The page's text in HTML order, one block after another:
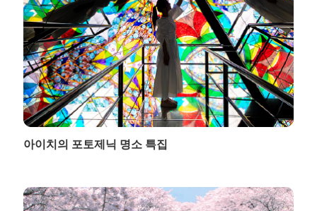
아이치의 포토제닉 명소 특집